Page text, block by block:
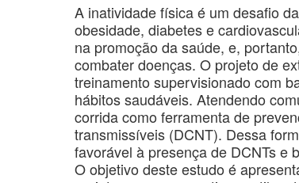
A inatividade física é um desafio
obesidade, diabetes e
na promoção da saúde, e,
combater doenças. O projeto de
treinamento supervisionado com
hábitos saudáveis. Atendendo
corrida como ferramenta de
transmissíveis (DCNT). Dessa
favorável à presença de DCNTs e
O objetivo deste estudo é